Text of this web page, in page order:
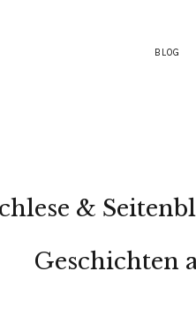
BLOG
&
Geschichten